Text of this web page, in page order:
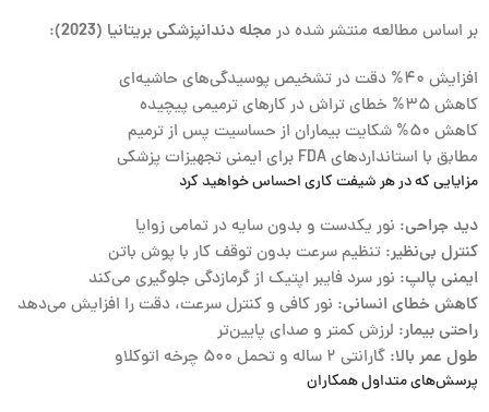
بر اساس مطالعه منتشر شده در مجله دندانپزشکی بریتانیا (2023)
:
افزایش ۴۰% دقت در تشخیص پوسیدگی‌های حاشیه‌ای
کاهش ۳۵% خطای تراش در کارهای ترمیمی پیچیده
کاهش ۵۰% شکایت بیماران از حساسیت پس از ترمیم
مطابق با استانداردهای FDA برای ایمنی تجهیزات پزشکی
مزایایی که در هر شیفت کاری احساس خواهید کرد
دید جراحی: نور یکدست و بدون سایه در تمامی زوایا
کنترل بی‌نظیر: تنظیم سرعت بدون توقف کار با پوش باتن
ایمنی پالپ: نور سرد فایبر اپتیک از گرمازدگی جلوگیری می‌کند
کاهش خطای انسانی: نور کافی و کنترل سرعت، دقت را افزایش می‌دهد
راحتی بیمار: لرزش کمتر و صدای پایین‌تر
طول عمر بالا: گارانتی ۲ ساله و تحمل ۵۰۰ چرخه اتوکلاو
پرسش‌های متداول همکاران